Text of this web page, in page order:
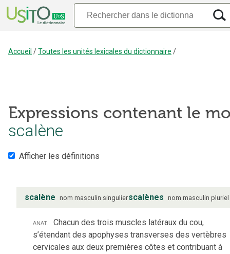
Accueil /Toutes les unités lexicales du dictionnaire /
Expressions contenant le
scalène
Afficher les définitions
scalène nom masculin singulierscalènes nom masculin pluriel
anat. Chacun des trois muscles latéraux du cou,
s’étendant des apophyses transverses des vertèbres
cervicales aux deux premières côtes et contribuant à